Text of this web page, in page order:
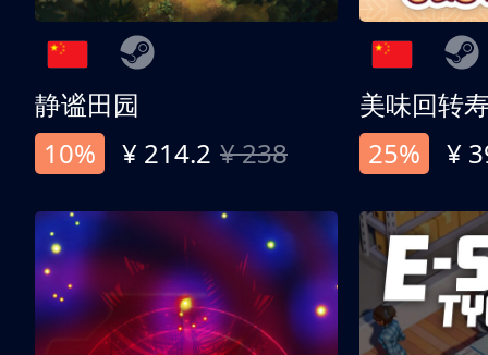
静谧田园
10%
¥ 214.2 ¥ 238
美味回转
25%
¥